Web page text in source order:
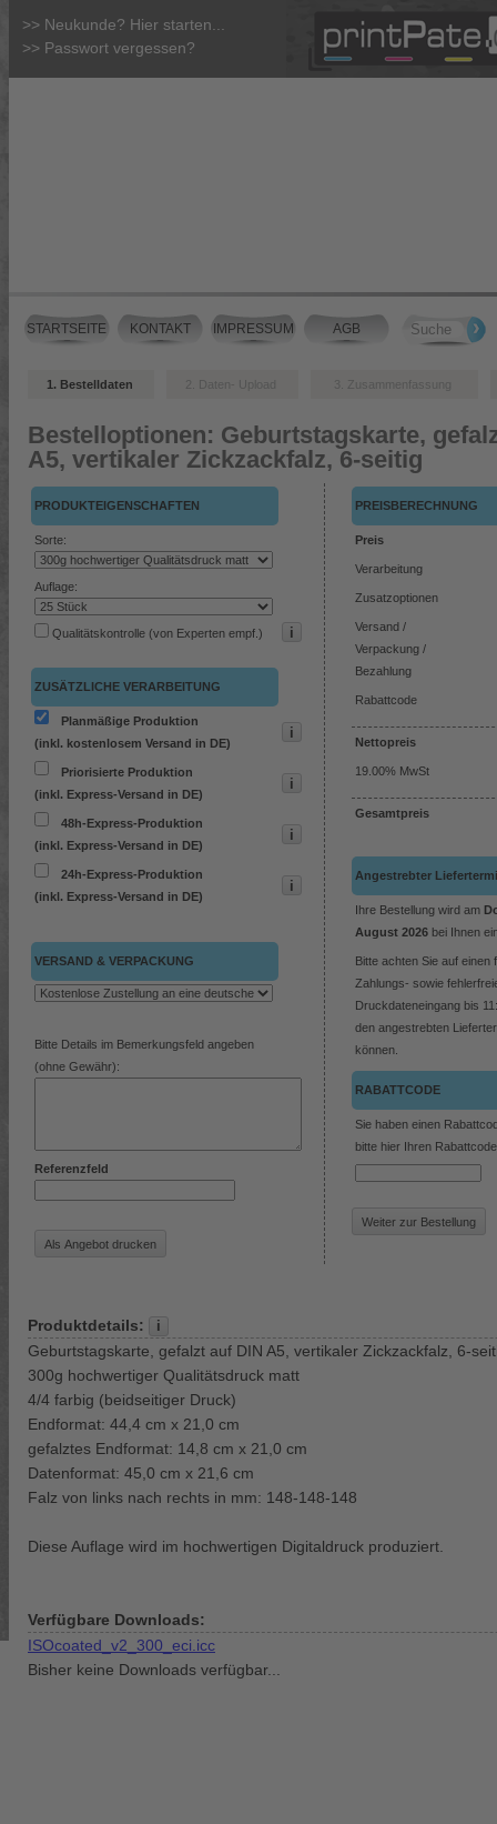
>> Neukunde? Hier starten...
>> Passwort vergessen?
STARTSEITE KONTAKT IMPRESSUM AGB
1. Bestelldaten 2. Daten- Upload 3. Zusammenfassung
Bestelloptionen: Geburtstagskarte,
A5, vertikaler Zickzackfalz, 6-seitig
PRODUKTEIGENSCHAFTEN
Sorte:
Auflage:
Qualitätskontrolle (von Experten empf.)
ZUSÄTZLICHE VERARBEITUNG
Planmäßige Produktion
(inkl. kostenlosem Versand in DE)
Priorisierte Produktion
(inkl. Express-Versand in DE)
48h-Express-Produktion
(inkl. Express-Versand in DE)
24h-Express-Produktion
(inkl. Express-Versand in DE)
VERSAND & VERPACKUNG
Bitte Details im Bemerkungsfeld angeben
(ohne Gewähr):
Referenzfeld
PREISBERECHNUNG
Preis
Verarbeitung
Zusatzoptionen
Versand /
Verpackung /
Bezahlung
Rabattcode
Nettopreis
19.00% MwSt
Gesamtpreis
Angestrebter
Ihre Bestellung wird am
August 2026 bei Ihnen
Bitte achten Sie auf einen
Zahlungs- sowie
Druckdateneingang bis
den angestrebten
können.
RABATTCODE
Sie haben einen
bitte hier Ihren
Produktdetails:
Geburtstagskarte, gefalzt auf DIN A5, vertikaler Zickzackfalz, 6-
300g hochwertiger Qualitätsdruck matt
4/4 farbig (beidseitiger Druck)
Endformat: 44,4 cm x 21,0 cm
gefalztes Endformat: 14,8 cm x 21,0 cm
Datenformat: 45,0 cm x 21,6 cm
Falz von links nach rechts in mm: 148-148-148
Diese Auflage wird im hochwertigen Digitaldruck produziert.
Verfügbare Downloads:
ISOcoated_v2_300_eci.icc
Bisher keine Downloads verfügbar...